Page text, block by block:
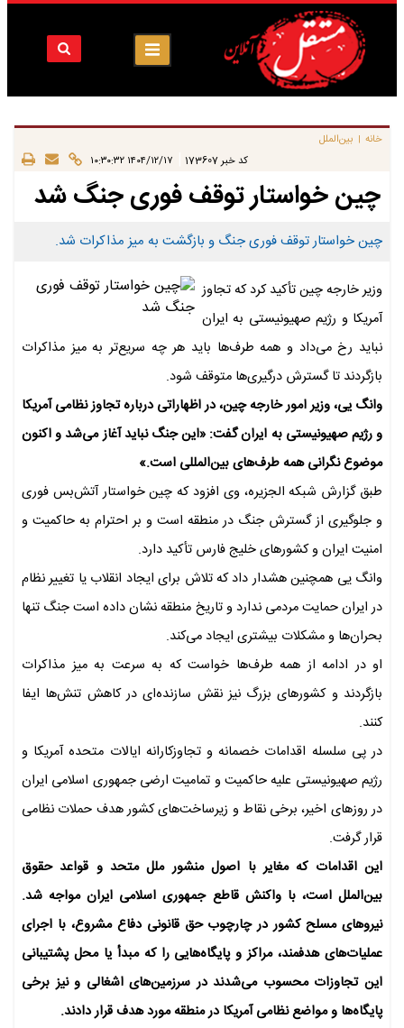
خانه | بین‌الملل
کد خبر 173607 ۱۴۰۴/۱۲/۱۷ ۱۰:۳۰:۳۲
چین خواستار توقف فوری جنگ شد
چین خواستار توقف فوری جنگ و بازگشت به میز مذاکرات شد.
وزیر خارجه چین تأکید کرد که تجاوز
آمریکا و رژیم صهیونیستی به ایران
نباید رخ می‌داد و همه طرف‌ها باید هر چه سریع‌تر به میز مذاکرات
بازگردند تا گسترش درگیری‌ها متوقف شود.
وانگ یی، وزیر امور خارجه چین، در اظهاراتی درباره تجاوز نظامی آمریکا
و رژیم صهیونیستی به ایران گفت: «این جنگ نباید آغاز می‌شد و اکنون
موضوع نگرانی همه طرف‌های بین‌المللی است.»
طبق گزارش شبکه الجزیره، وی افزود که چین خواستار آتش‌بس فوری
و جلوگیری از گسترش جنگ در منطقه است و بر احترام به حاکمیت و
امنیت ایران و کشورهای خلیج فارس تأکید دارد.
وانگ یی همچنین هشدار داد که تلاش برای ایجاد انقلاب یا تغییر نظام
در ایران حمایت مردمی ندارد و تاریخ منطقه نشان داده است جنگ تنها
بحران‌ها و مشکلات بیشتری ایجاد می‌کند.
او در ادامه از همه طرف‌ها خواست که به سرعت به میز مذاکرات
بازگردند و کشورهای بزرگ نیز نقش سازنده‌ای در کاهش تنش‌ها ایفا
کنند.
در پی سلسله اقدامات خصمانه و تجاوزکارانه ایالات متحده آمریکا و
رژیم صهیونیستی علیه حاکمیت و تمامیت ارضی جمهوری اسلامی ایران
در روزهای اخیر، برخی نقاط و زیرساخت‌های کشور هدف حملات نظامی
قرار گرفت.
این اقدامات که مغایر با اصول منشور ملل متحد و قواعد حقوق
بین‌الملل است، با واکنش قاطع جمهوری اسلامی ایران مواجه شد.
نیروهای مسلح کشور در چارچوب حق قانونی دفاع مشروع، با اجرای
عملیات‌های هدفمند، مراکز و پایگاه‌هایی را که مبدأ یا محل پشتیبانی
این تجاوزات محسوب می‌شدند در سرزمین‌های اشغالی و نیز برخی
پایگاه‌ها و مواضع نظامی آمریکا در منطقه مورد هدف قرار دادند.